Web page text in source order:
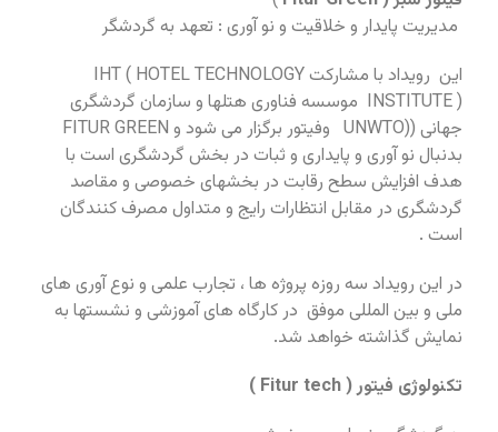
مدیریت پایدار و خلاقیت و نو آوری : تعهد به گردشگر
این رویداد با مشارکت IHT ( HOTEL TECHNOLOGY
INSTITUTE ) موسسه فناوری هتلها و سازمان گردشگری
بدنبال نو آوری و پایداری و ثبات در بخش گردشگری است با
هدف افزایش سطح رقابت در بخشهای خصوصی و مقاصد
گردشگری در مقابل انتظارات رایج و متداول مصرف کنندگان
است .
در این رویداد سه روزه پروژه ها ، تجارب علمی و نوع آوری های
ملی و بین المللی موفق در کارگاه های آموزشی و نشستها به
نمایش گذاشته خواهد شد.
تکنولوژی فیتور ( Fitur tech )